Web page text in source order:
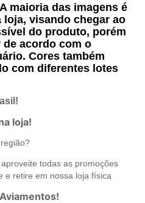
maioria das imagens é
visando chegar ao
do produto, porém
acordo com o
Cores também
com diferentes lotes
loja!
todas as promoções
e retire em nossa loja física